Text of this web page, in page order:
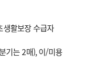
생활보장 수급자
기는 2매), 이/미용